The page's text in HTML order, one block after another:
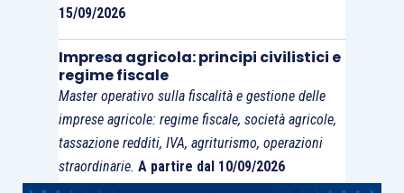
15/09/2026
Impresa agricola: principi civilistici e
regime fiscale
Master operativo sulla fiscalità e gestione delle
imprese agricole: regime fiscale, società agricole,
tassazione redditi, IVA, agriturismo, operazioni
straordinarie. A partire dal 10/09/2026